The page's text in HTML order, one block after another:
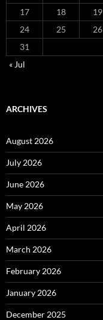
17
18 19
24
25 26
31
« Jul
ARCHIVES
August 2026
July 2026
June 2026
May 2026
April 2026
March 2026
February 2026
January 2026
December 2025